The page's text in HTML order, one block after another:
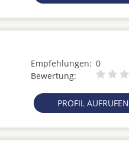
Empfehlungen: 0
Bewertung:
PROFIL AUFRUFEN